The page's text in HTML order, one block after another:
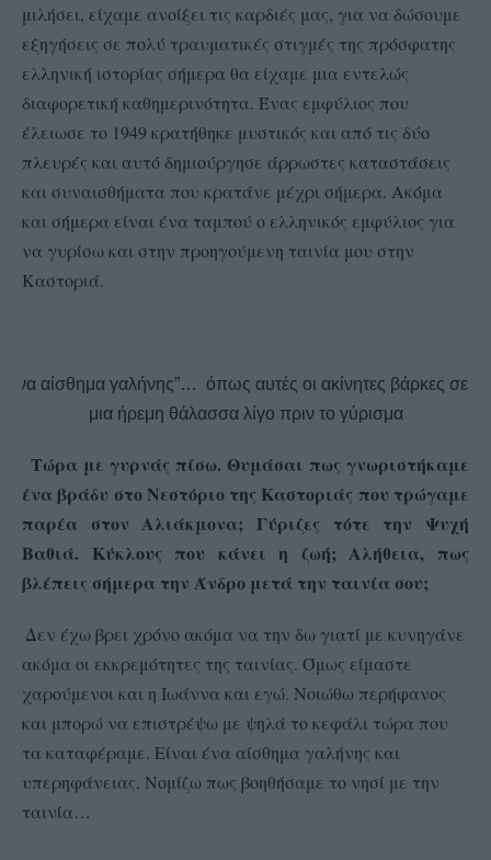
μιλήσει, είχαμε ανοίξει τις καρδιές μας, για να δώσουμε
εξηγήσεις σε πολύ τραυματικές στιγμές της πρόσφατης
ελληνική ιστορίας σήμερα θα είχαμε μια εντελώς
διαφορετική καθημερινότητα. Ένας εμφύλιος που
έλειωσε το 1949 κρατήθηκε μυστικός και από τις δύο
πλευρές και αυτό δημιούργησε άρρωστες καταστάσεις
και συναισθήματα που κρατάνε μέχρι σήμερα. Ακόμα
και σήμερα είναι ένα ταμπού ο ελληνικός εμφύλιος για
να γυρίσω και στην προηγούμενη ταινία μου στην
Καστοριά.
αίσθημα γαλήνης”… όπως αυτές οι ακίνητες βάρκες σε
μια ήρεμη θάλασσα λίγο πριν το γύρισμα
Τώρα με γυρνάς πίσω. Θυμάσαι πως γνωριστήκαμε
ένα βράδυ στο Νεστόριο της Καστοριάς που τρώγαμε
παρέα στον Αλιάκμονα; Γύριζες τότε την Ψυχή
Βαθιά. Κύκλους που κάνει η ζωή; Αλήθεια, πως
βλέπεις σήμερα την Άνδρο μετά την ταινία σου;
έχω βρει χρόνο ακόμα να την δω γιατί με κυνηγάνε
ακόμα οι εκκρεμότητες της ταινίας. Όμως είμαστε
χαρούμενοι και η Ιωάννα και εγώ. Νοιώθω περήφανος
και μπορώ να επιστρέψω με ψηλά το κεφάλι τώρα που
τα καταφέραμε. Είναι ένα αίσθημα γαλήνης και
υπερηφάνειας. Νομίζω πως βοηθήσαμε το νησί με την
ταινία…